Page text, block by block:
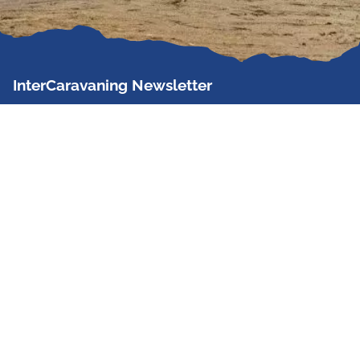
InterCaravaning Newsletter